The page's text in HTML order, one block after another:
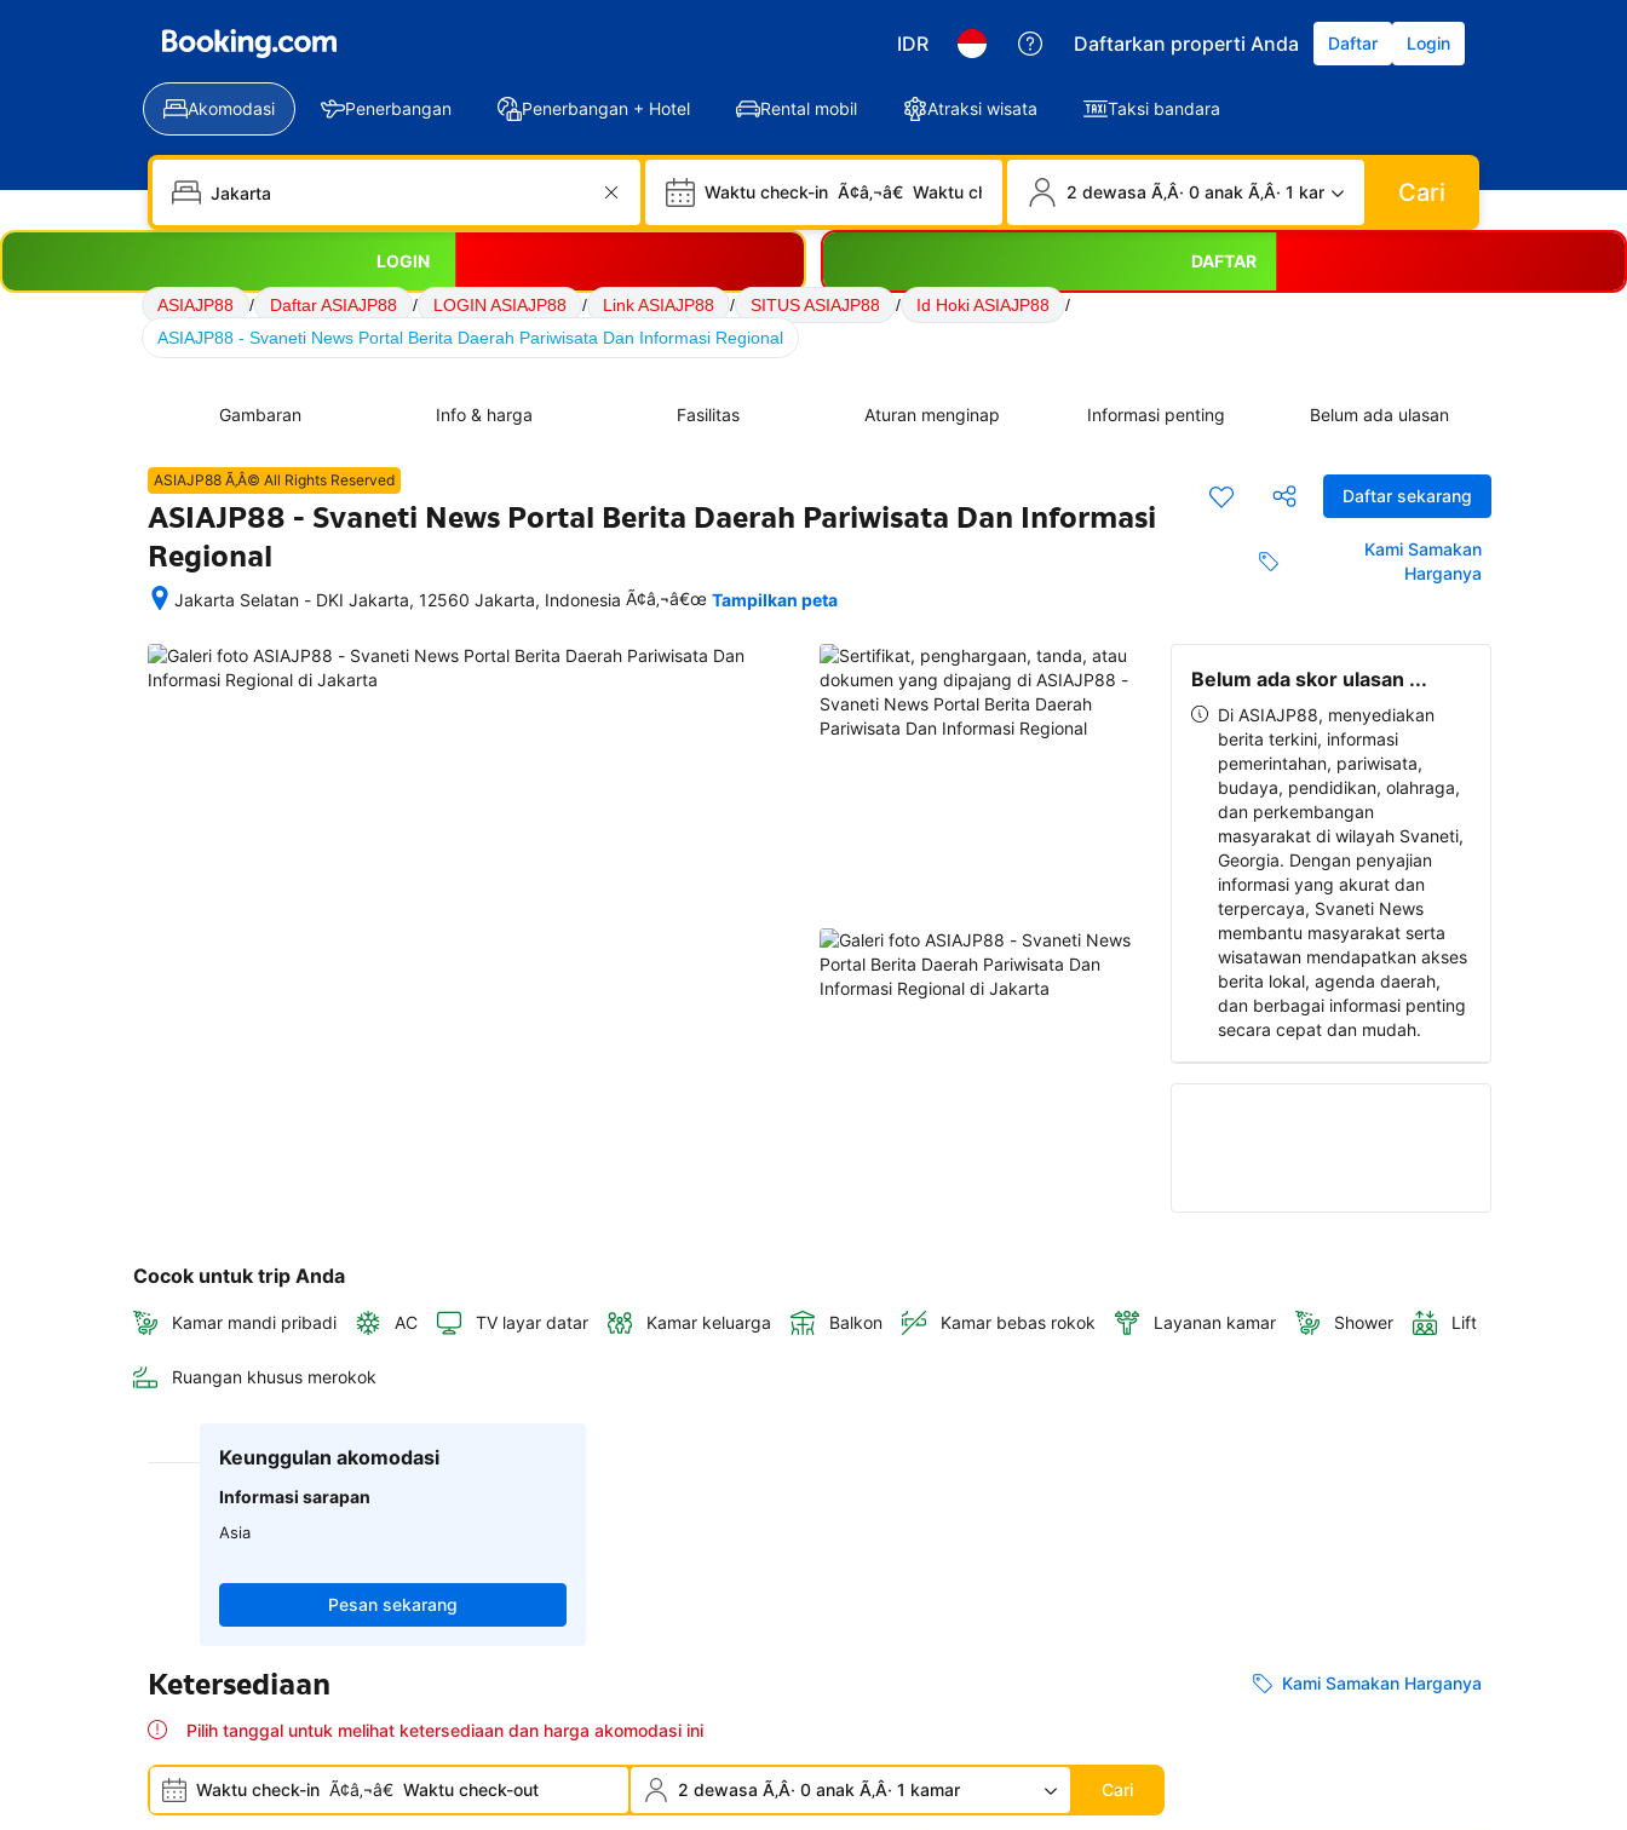
IDR Daftarkan properti Anda Daftar Login
Akomodasi Penerbangan Penerbangan + Hotel Rental mobil Atraksi wisata Taksi bandara
Waktu check-in Ã¢â‚¬â€ Waktu check-out 2 dewasa Ã‚Â· 0 anak Ã‚Â· 1 kamar Cari
LOGIN DAFTAR
ASIAJP88 / Daftar ASIAJP88 / LOGIN ASIAJP88 / Link ASIAJP88 / SITUS ASIAJP88 / Id Hoki ASIAJP88
/
ASIAJP88 - Svaneti News Portal Berita Daerah Pariwisata Dan Informasi Regional
Gambaran Info & harga Fasilitas Aturan menginap Informasi penting Belum ada ulasan
Daftar sekarang
Kami Samakan
Harganya
ASIAJP88 Ã‚Â© All Rights Reserved
ASIAJP88 - Svaneti News Portal Berita Daerah Pariwisata Dan Informasi
Regional
Jakarta Selatan - DKI Jakarta, 12560 Jakarta, Indonesia
memesan,
semua
Ã¢â‚¬â€œ Tampilkan peta
Belum ada skor ulasan ...
Di ASIAJP88, menyediakan
berita terkini, informasi
pemerintahan, pariwisata,
budaya, pendidikan, olahraga,
dan perkembangan
masyarakat di wilayah Svaneti,
Georgia. Dengan penyajian
informasi yang akurat dan
terpercaya, Svaneti News
membantu masyarakat serta
wisatawan mendapatkan akses
berita lokal, agenda daerah,
dan berbagai informasi penting
secara cepat dan mudah.
Cocok untuk trip Anda
Kamar mandi pribadi AC TV layar datar Kamar keluarga Balkon Kamar bebas rokok Layanan kamar Shower Lift
Ruangan khusus merokok
Keunggulan akomodasi
Informasi sarapan
Asia
Pesan sekarang
Ketersediaan Kami Samakan Harganya
Pilih tanggal untuk melihat ketersediaan dan harga akomodasi ini
Waktu check-in Ã¢â‚¬â€ Waktu check-out 2 dewasa Ã‚Â· 0 anak Ã‚Â· 1 kamar Cari